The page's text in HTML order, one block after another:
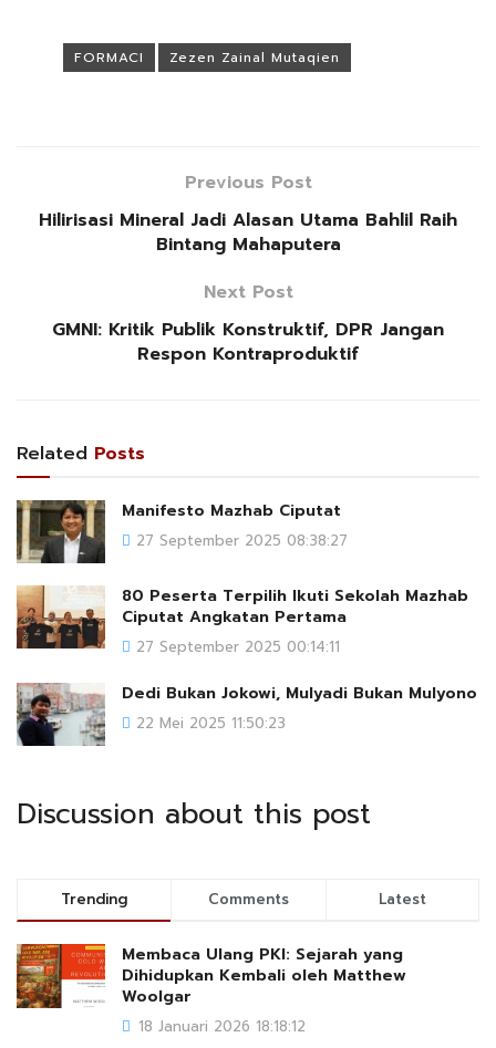
FORMACI Zezen Zainal Mutaqien
Previous Post
Hilirisasi Mineral Jadi Alasan Utama Bahlil Raih
Bintang Mahaputera
Next Post
GMNI: Kritik Publik Konstruktif, DPR Jangan
Respon Kontraproduktif
Related Posts
Manifesto Mazhab Ciputat
27 September 2025 08:38:27
80 Peserta Terpilih Ikuti Sekolah Mazhab
Ciputat Angkatan Pertama
27 September 2025 00:14:11
Dedi Bukan Jokowi, Mulyadi Bukan Mulyono
22 Mei 2025 11:50:23
Discussion about this post
Trending Comments Latest
Membaca Ulang PKI: Sejarah yang
Dihidupkan Kembali oleh Matthew
Woolgar
18 Januari 2026 18:18:12